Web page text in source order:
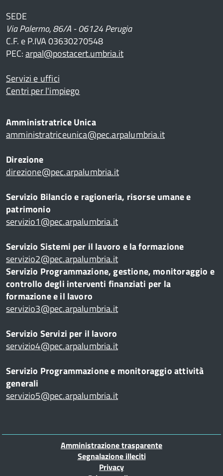
SEDE
Via Palermo, 86/A - 06124 Perugia
C.F. e P.IVA 03630270548
PEC:arpal@postacert.umbria.it
Servizi e uffici
Centri per l'impiego
Amministratrice Unica
amministratriceunica@pec.arpalumbria.it
Direzione
direzione@pec.arpalumbria.it
Servizio Bilancio e ragioneria, risorse umane e
patrimonio
servizio1@pec.arpalumbria.it
Servizio Sistemi per il lavoro e la formazione
servizio2@pec.arpalumbria.it
Servizio Programmazione, gestione, monitoraggio e
controllo degli interventi finanziati per la
formazione e il lavoro
servizio3@pec.arpalumbria.it
Servizio Servizi per il lavoro
servizio4@pec.arpalumbria.it
Servizio Programmazione e monitoraggio attività
generali
servizio5@pec.arpalumbria.it
Piè
Amministrazione trasparente
Segnalazione illeciti
Privacy